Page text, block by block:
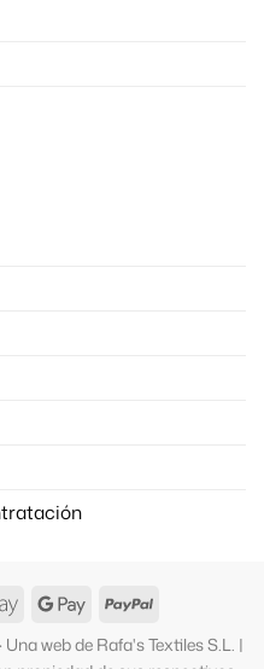
Apple
Google PayPal
Una web de Rafa's Textiles S.L. |